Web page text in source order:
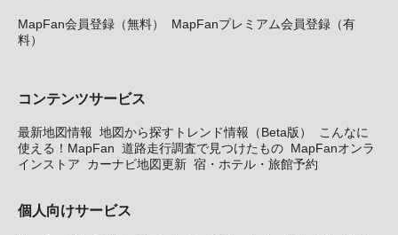
MapFan会員登録（無料）
MapFanプレミアム会員登録（有
料）
コンテンツサービス
最新地図情報 地図から探すトレンド情報（Beta版）
こんなに
使える！MapFan 道路走行調査で見つけたもの MapFanオンラ
インストア
カーナビ地図更新 宿・ホテル・旅館予約
個人向けサービス